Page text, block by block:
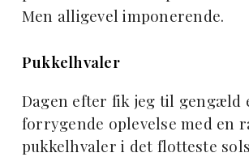
Men alligevel imponerende.
Pukkelhvaler
Dagen efter fik jeg til gengæld
forrygende oplevelse med en
pukkelhvaler i det flotteste